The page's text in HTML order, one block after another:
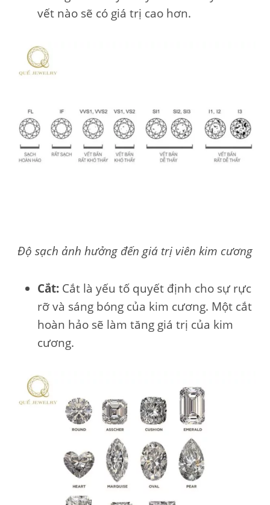
vết nào sẽ có giá trị cao hơn.
Độ sạch ảnh hưởng đến giá trị viên kim cương
Cắt: Cắt là yếu tố quyết định cho sự rực
rỡ và sáng bóng của kim cương. Một cắt
hoàn hảo sẽ làm tăng giá trị của kim
cương.